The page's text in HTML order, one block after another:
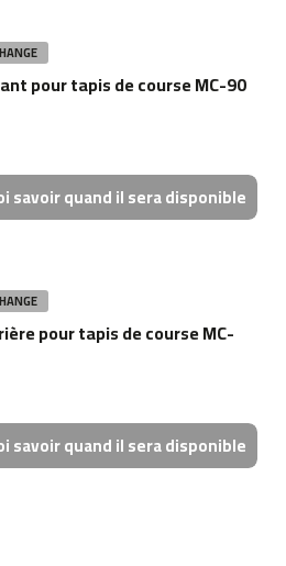
pour tapis de course MC-90
savoir quand il sera disponible
pour tapis de course MC-
savoir quand il sera disponible